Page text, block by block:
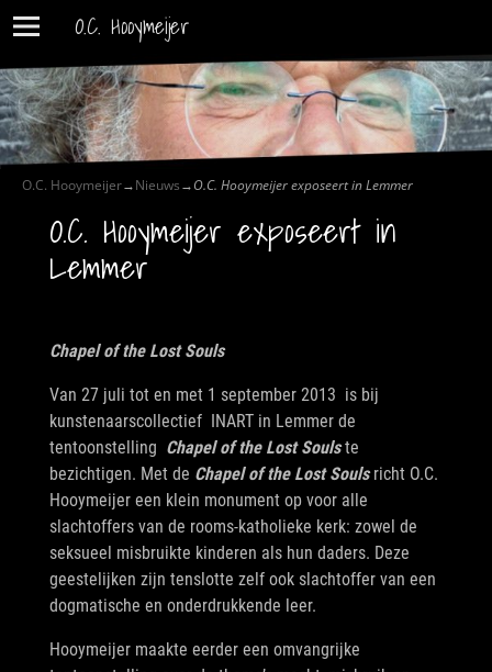
O.C. Hooymeijer
O.C. Hooymeijer→Nieuws→O.C. Hooymeijer exposeert in Lemmer
O.C. Hooymeijer exposeert in
Lemmer
Chapel of the Lost Souls
Van 27 juli tot en met 1 september 2013 is bij
kunstenaarscollectief INART in Lemmer de
tentoonstelling Chapel of the Lost Soulste
bezichtigen. Met de Chapel of the Lost Soulsricht O.C.
Hooymeijer een klein monument op voor alle
slachtoffers van de rooms-katholieke kerk: zowel de
seksueel misbruikte kinderen als hun daders. Deze
geestelijken zijn tenslotte zelf ook slachtoffer van een
dogmatische en onderdrukkende leer.
Hooymeijer maakte eerder een omvangrijke